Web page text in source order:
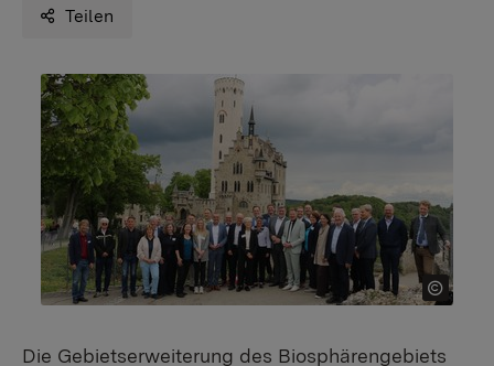
Teilen
Die Gebietserweiterung des Biosphärengebiets